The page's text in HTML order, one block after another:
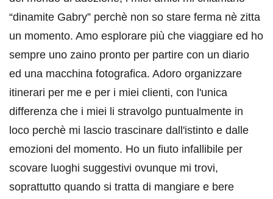
“dinamite Gabry” perchè non so stare ferma nè zitta
un momento. Amo esplorare più che viaggiare ed ho
sempre uno zaino pronto per partire con un diario
ed una macchina fotografica. Adoro organizzare
itinerari per me e per i miei clienti, con l'unica
differenza che i miei li stravolgo puntualmente in
loco perchè mi lascio trascinare dall'istinto e dalle
emozioni del momento. Ho un fiuto infallibile per
scovare luoghi suggestivi ovunque mi trovi,
soprattutto quando si tratta di mangiare e bere